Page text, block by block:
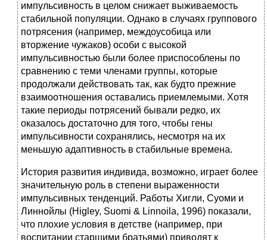
импульсивность в целом снижает выживаемость
стабильной популяции. Однако в случаях группового
потрясения (например, междоусобица или
вторжение чужаков) особи с высокой
импульсивностью были более приспособлены по
сравнению с теми членами группы, которые
продолжали действовать так, как будто прежние
взаимоотношения оставались приемлемыми. Хотя
такие периоды потрясений бывали редко, их
оказалось достаточно для того, чтобы гены
импульсивности сохранялись, несмотря на их
меньшую адаптивность в стабильные времена.
История развития индивида, возможно, играет более
значительную роль в степени выраженности
импульсивных тенденций. Работы Хигли, Суоми и
Линнойлы (Higley, Suomi & Linnoila, 1996) показали,
что плохие условия в детстве (например, при
воспитании старшими братьями) приводят к